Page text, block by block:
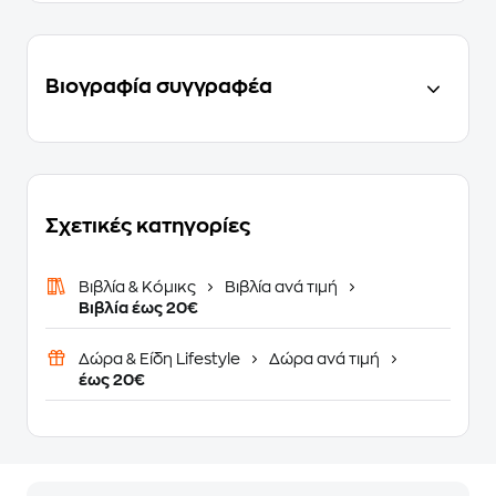
Βιογραφία συγγραφέα
Σχετικές κατηγορίες
Βιβλία & Κόμικς
Βιβλία ανά τιμή
Βιβλία έως 20€
Δώρα & Είδη Lifestyle
Δώρα ανά τιμή
έως 20€